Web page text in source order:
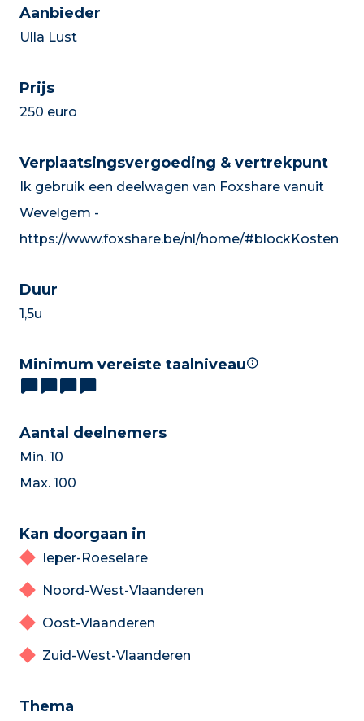
Aanbieder
Ulla Lust
Prijs
250 euro
Verplaatsingsvergoeding & vertrekpunt
Ik gebruik een deelwagen van Foxshare vanuit
Wevelgem -
https://www.foxshare.be/nl/home/#blockKosten
Duur
1,5u
Minimum vereiste taalniveau
Aantal deelnemers
Min. 10
Max. 100
Kan doorgaan in
Ieper-Roeselare
Noord-West-Vlaanderen
Oost-Vlaanderen
Zuid-West-Vlaanderen
Thema